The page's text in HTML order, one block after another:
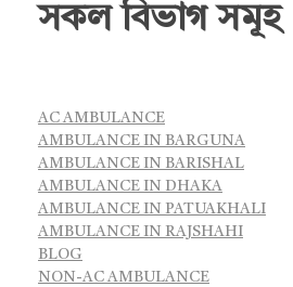
সকল বিভাগ সমূহ
AC AMBULANCE
AMBULANCE IN BARGUNA
AMBULANCE IN BARISHAL
AMBULANCE IN DHAKA
AMBULANCE IN PATUAKHALI
AMBULANCE IN RAJSHAHI
BLOG
NON-AC AMBULANCE